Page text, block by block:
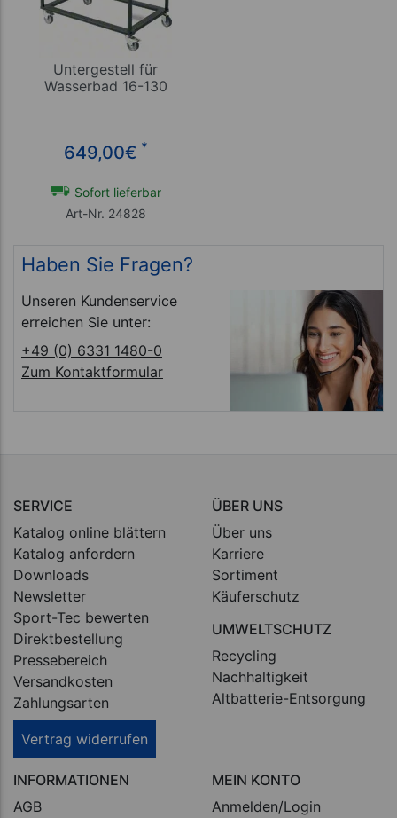
Untergestell für
Wasserbad 16-130
649,00€ *
Sofort lieferbar
Art-Nr. 24828
Haben Sie Fragen?
Unseren Kundenservice
erreichen Sie unter:
+49 (0) 6331 1480-0
Zum Kontaktformular
SERVICE
Katalog online blättern
Katalog anfordern
Downloads
Newsletter
Sport-Tec bewerten
Direktbestellung
Pressebereich
Versandkosten
Zahlungsarten
Vertrag widerrufen
ÜBER UNS
Über uns
Karriere
Sortiment
Käuferschutz
UMWELTSCHUTZ
Recycling
Nachhaltigkeit
Altbatterie-Entsorgung
INFORMATIONEN
AGB
MEIN KONTO
Anmelden/Login